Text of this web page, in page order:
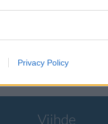
Privacy Policy
Viihde